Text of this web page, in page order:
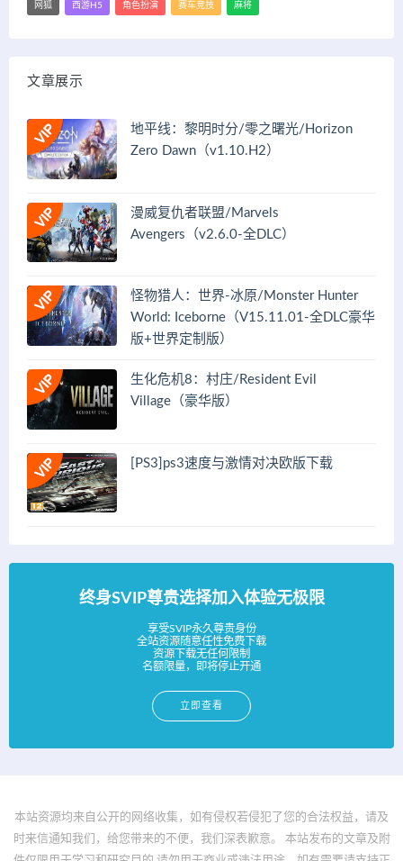
网狐 西游H5 角色扮演 赛车竞技 麻将
文章展示
地平线：黎明时分/零之曙光/Horizon
Zero Dawn（v1.10.H2）
漫威复仇者联盟/Marvels
Avengers（v2.6.0-全DLC）
怪物猎人：世界-冰原/Monster Hunter
World: Iceborne（V15.11.01-全DLC豪华
版+世界定制版）
生化危机8：村庄/Resident Evil
Village（豪华版）
[PS3]ps3速度与激情对决欧版下载
终身SVIP尊贵选择加入体验无极限
享受SVIP永久尊贵身份
全站资源随意任性免费下载
资源下载无任何限制
名额限量，即将停止开通
立即查看
本站资源均来自公开的网络收集，如有侵权若侵犯了您的合法权益，请及
时来信通知我们，给您带来的不便，我们深表歉意。 本站发布的文章及附